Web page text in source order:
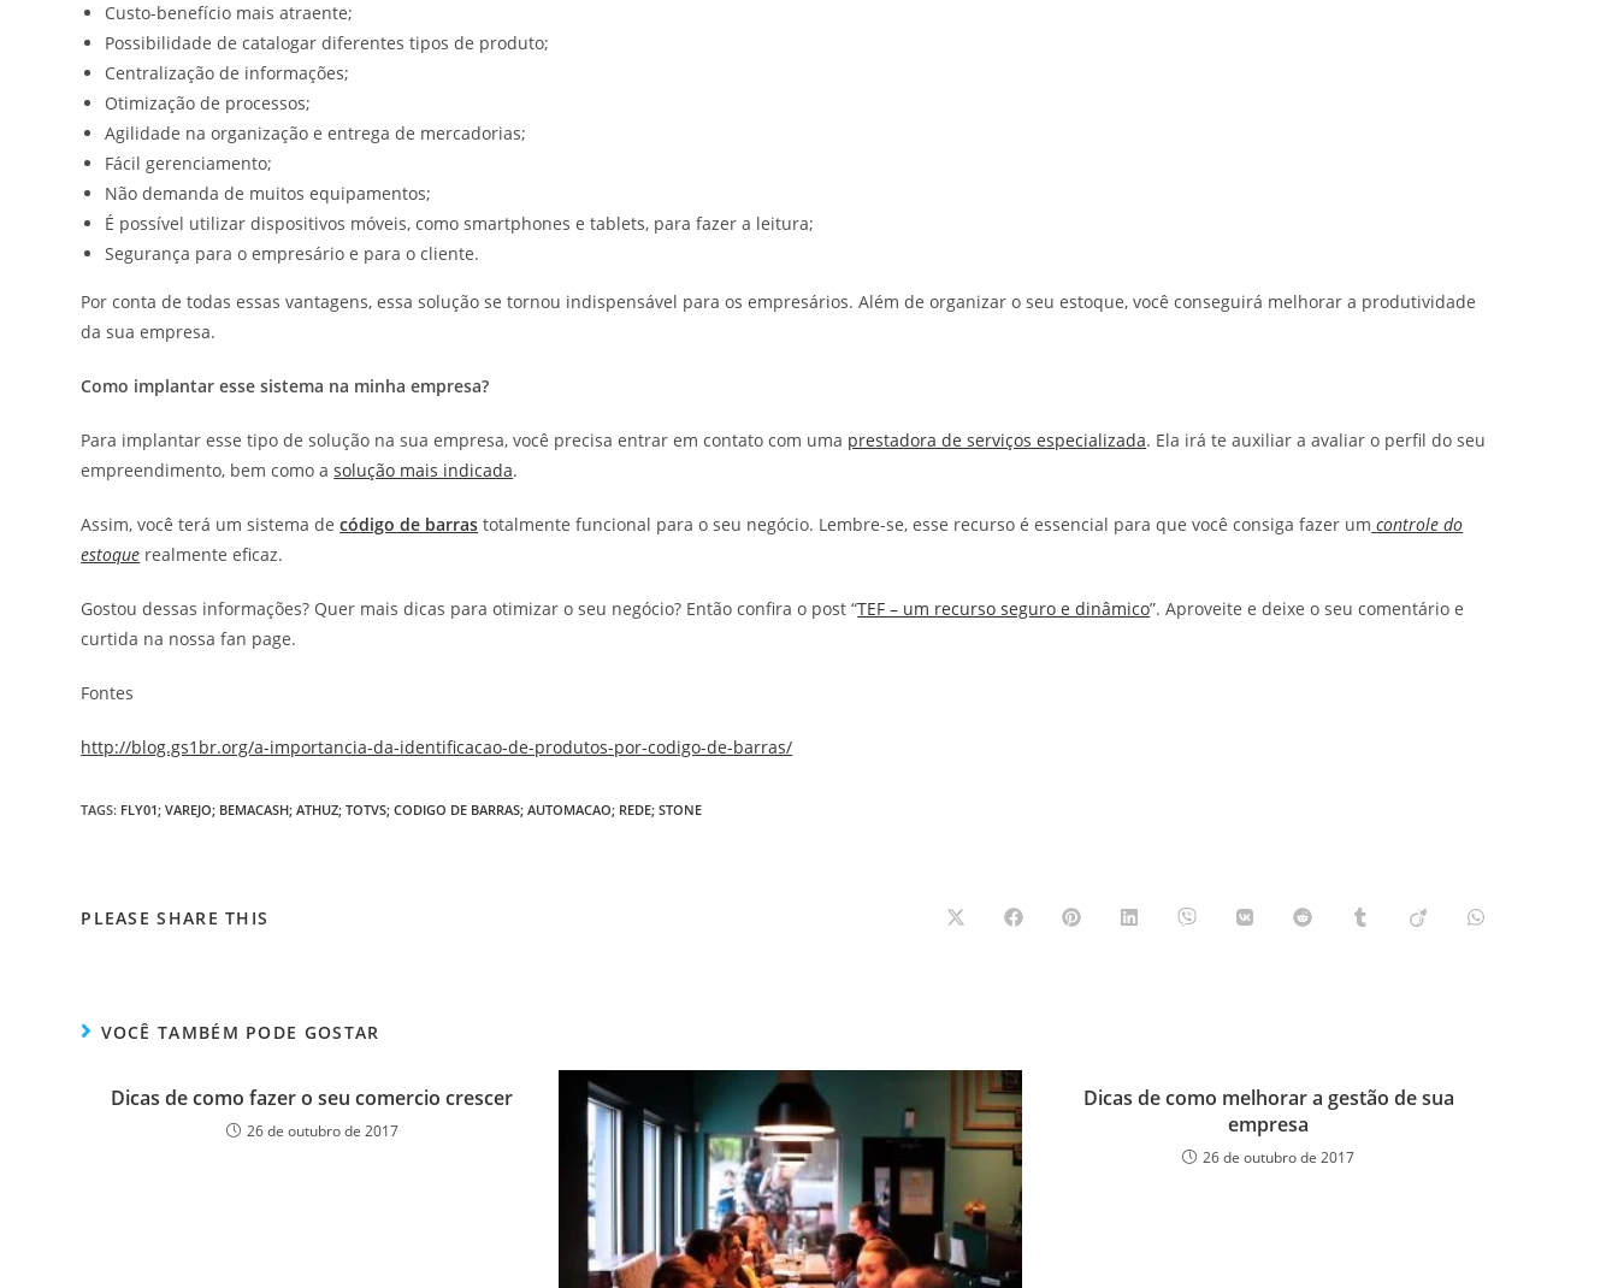
Custo-benefício mais atraente;
Possibilidade de catalogar diferentes tipos de produto;
Centralização de informações;
Otimização de processos;
Agilidade na organização e entrega de mercadorias;
Fácil gerenciamento;
Não demanda de muitos equipamentos;
É possível utilizar dispositivos móveis, como smartphones e tablets, para fazer a leitura;
Segurança para o empresário e para o cliente.
Por conta de todas essas vantagens, essa solução se tornou indispensável para os empresários. Além de organizar o seu estoque, você conseguirá melhorar a produtividade
da sua empresa.
Como implantar esse sistema na minha empresa?
Para implantar esse tipo de solução na sua empresa, você precisa entrar em contato com uma prestadora de serviços especializada. Ela irá te auxiliar a avaliar o perfil do seu
empreendimento, bem como asolução mais indicada.
Assim, você terá um sistema decódigo de barras totalmente funcional para o seu negócio. Lembre-se, esse recurso é essencial para que você consiga fazer um controle do
estoque realmente eficaz.
Gostou dessas informações? Quer mais dicas para otimizar o seu negócio? Então confira o post “TEF – um recurso seguro e dinâmico”. Aproveite e deixe o seu comentário e
curtida na nossa fan page.
Fontes
http://blog.gs1br.org/a-importancia-da-identificacao-de-produtos-por-codigo-de-barras/
TAGS: FLY01; VAREJO; BEMACASH; ATHUZ; TOTVS; CODIGO DE BARRAS; AUTOMACAO; REDE; STONE
PLEASE SHARE THIS
VOCÊ TAMBÉM PODE GOSTAR
Dicas de como fazer o seu comercio crescer
26 de outubro de 2017
Dicas de como melhorar a gestão de sua
empresa
26 de outubro de 2017